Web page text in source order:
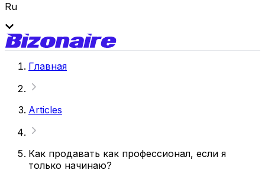
Ru
Главная
Articles
Как продавать как профессионал, если я
только начинаю?